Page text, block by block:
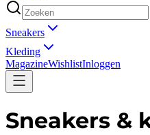
Sneakers
Kleding
MagazineWishlistInloggen
Sneakers &